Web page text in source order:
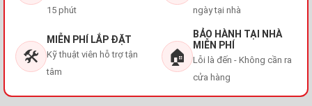
15 phút
ngày tại nhà
🛠️
MIỄN PHÍ LẮP ĐẶT
Kỹ thuật viên hỗ trợ tận
tâm
🏠
BẢO HÀNH TẠI NHÀ
MIỄN PHÍ
Lỗi là đến - Không cần ra
cửa hàng